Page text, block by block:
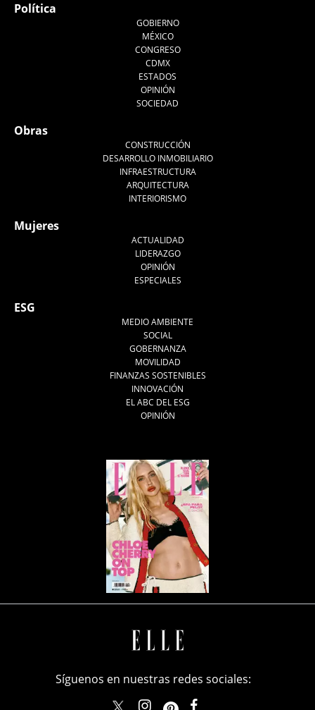
Política
GOBIERNO
MÉXICO
CONGRESO
CDMX
ESTADOS
OPINIÓN
SOCIEDAD
Obras
CONSTRUCCIÓN
DESARROLLO INMOBILIARIO
INFRAESTRUCTURA
ARQUITECTURA
INTERIORISMO
Mujeres
ACTUALIDAD
LIDERAZGO
OPINIÓN
ESPECIALES
ESG
MEDIO AMBIENTE
SOCIAL
GOBERNANZA
MOVILIDAD
FINANZAS SOSTENIBLES
INNOVACIÓN
EL ABC DEL ESG
OPINIÓN
Síguenos en nuestras redes sociales:
elle_mexicoellemexico